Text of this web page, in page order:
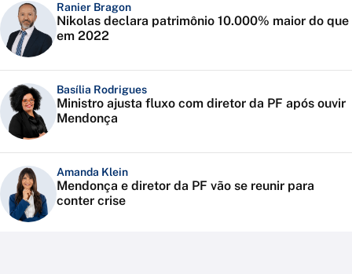
Ranier Bragon
Nikolas declara patrimônio 10.000% maior do que
em 2022
Basília Rodrigues
Ministro ajusta fluxo com diretor da PF após ouvir
Mendonça
Amanda Klein
Mendonça e diretor da PF vão se reunir para
conter crise